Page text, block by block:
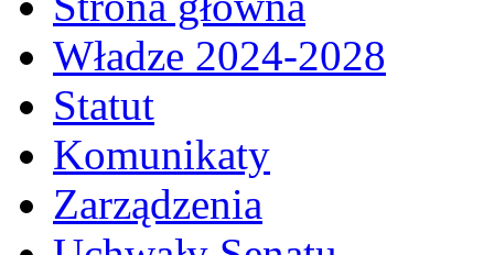
Władze 2024-2028
Statut
Komunikaty
Zarządzenia